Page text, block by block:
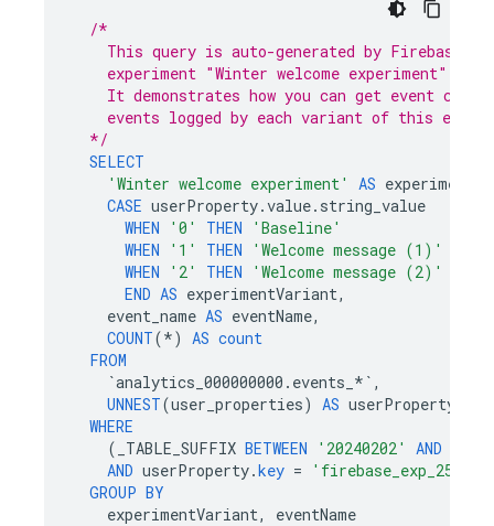
/*
    This query is auto-generated by
Firebase A/
    experiment "Winter welcome experiment".
It demonstrates how you can get event
events logged by each variant of this
  */
SELECT
'Winter welcome experiment'
AS
CASE userProperty.value. string_value
WHEN
'0' THEN
'Baseline'
WHEN
'1' THEN
'Welcome message (1)'
WHEN
'2' THEN
'Welcome message (2)'
END AS experimentVariant,
event_name AS eventName,
COUNT(*) AS count
FROM
`analytics_000000000 . events_ *` ,
UNNEST(user_properties) AS userProperty
WHERE
( _TABLE_SUFFIX BETWEEN '20240202' AND
AND userProperty.key =
'firebase_exp_25'
GROUP BY
experimentVariant, eventName